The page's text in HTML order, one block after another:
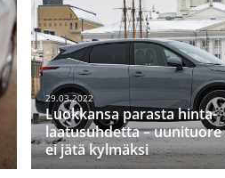
29.03.2022
Luokkansa parasta hinta-
laatusuhdetta – uunituore
ei jätä kylmäksi